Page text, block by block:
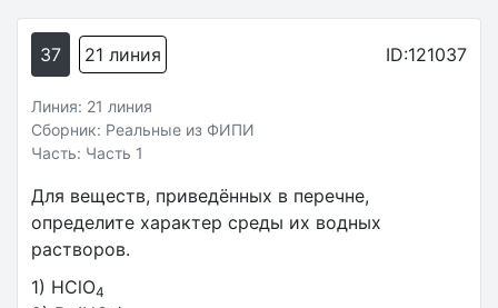
37 21 линия ID:121037
Линия: 21 линия
Сборник: Реальные из ФИПИ
Часть: Часть 1
Для веществ, приведённых в перечне,
определите характер среды их водных
растворов.
1) HClO4